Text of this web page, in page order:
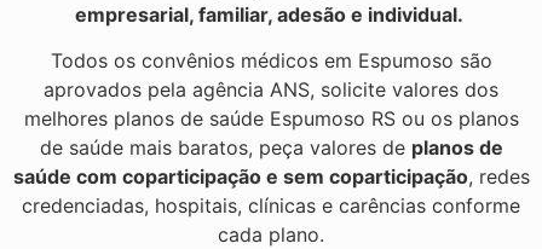
empresarial, familiar, adesão e individual.
Todos os convênios médicos em Espumoso são
aprovados pela agência ANS, solicite valores dos
melhores planos de saúde Espumoso RS ou os planos
de saúde mais baratos, peça valores de planos de
saúde com coparticipação e sem coparticipação, redes
credenciadas, hospitais, clínicas e carências conforme
cada plano.